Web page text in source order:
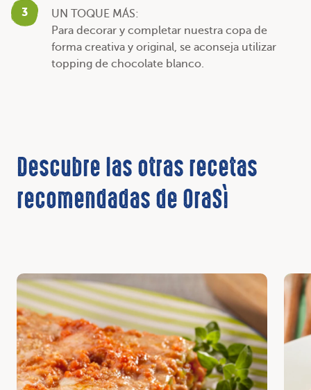
3
UN TOQUE MÁS:
Para decorar y completar nuestra copa de
forma creativa y original, se aconseja utilizar
topping de chocolate blanco.
Descubre las otras recetas
recomendadas de OraSì
Descubrir